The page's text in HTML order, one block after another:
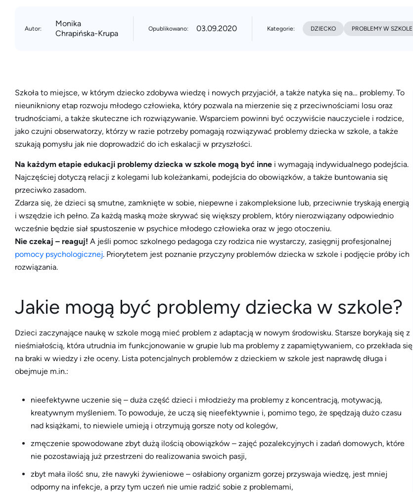
Autor:
Monika
Chrapińska-Krupa
Opublikowano: 03.09.2020 Kategorie: DZIECKO PROBLEMY W SZKOLE
Szkoła to miejsce, w którym dziecko zdobywa wiedzę i nowych przyjaciół, a także natyka się na… problemy. To
nieunikniony etap rozwoju młodego człowieka, który pozwala na mierzenie się z przeciwnościami losu oraz
trudnościami, a także skuteczne ich rozwiązywanie. Wsparciem powinni być oczywiście nauczyciele i rodzice,
jako czujni obserwatorzy, którzy w razie potrzeby pomagają rozwiązywać problemy dziecka w szkole, a także
szukają pomysłu jak nie doprowadzić do ich eskalacji w przyszłości.
Na każdym etapie edukacji problemy dziecka w szkole mogą być inne i wymagają indywidualnego podejścia.
Najczęściej dotyczą relacji z kolegami lub koleżankami, podejścia do obowiązków, a także buntowania się
przeciwko zasadom.
Zdarza się, że dzieci są smutne, zamknięte w sobie, niepewne i zakompleksione lub, przeciwnie tryskają energią
i wszędzie ich pełno. Za każdą maską może skrywać się większy problem, który nierozwiązany odpowiednio
wcześnie będzie siał spustoszenie w psychice młodego człowieka oraz w jego otoczeniu.
Nie czekaj – reaguj! A jeśli pomoc szkolnego pedagoga czy rodzica nie wystarczy, zasięgnij profesjonalnej
pomocy psychologicznej. Priorytetem jest poznanie przyczyny problemów dziecka w szkole i podjęcie próby ich
rozwiązania.
Jakie mogą być problemy dziecka w szkole?
Dzieci zaczynające naukę w szkole mogą mieć problem z adaptacją w nowym środowisku. Starsze borykają się z
nieśmiałością, która utrudnia im funkcjonowanie w grupie lub ma problemy z zapamiętywaniem, co przekłada się
na braki w wiedzy i złe oceny. Lista potencjalnych problemów z dzieckiem w szkole jest naprawdę długa i
obejmuje m.in.:
nieefektywne uczenie się – duża część dzieci i młodzieży ma problemy z koncentracją, motywacją,
kreatywnym myśleniem. To powoduje, że uczą się nieefektywnie i, pomimo tego, że spędzają dużo czasu
nad książkami, to niewiele umieją i otrzymują gorsze noty od kolegów,
zmęczenie spowodowane zbyt dużą ilością obowiązków – zajęć pozalekcyjnych i zadań domowych, które
nie pozostawiają już przestrzeni do realizowania swoich pasji,
zbyt mała ilość snu, złe nawyki żywieniowe – osłabiony organizm gorzej przyswaja wiedzę, jest mniej
odporny na infekcje, a przy tym uczeń nie umie radzić sobie z problemami,